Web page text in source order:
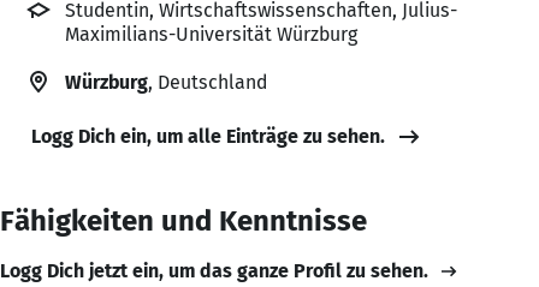
Studentin, Wirtschaftswissenschaften, Julius-
Maximilians-Universität Würzburg
Würzburg, Deutschland
Logg Dich ein, um alle Einträge zu sehen.
Fähigkeiten und Kenntnisse
Logg Dich jetzt ein, um das ganze Profil zu sehen.